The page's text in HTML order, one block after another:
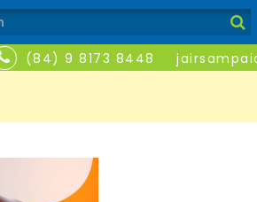
(84) 9 8173 8448